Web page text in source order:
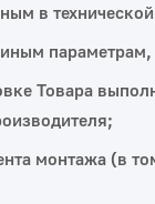
в
Товара
монтажа (в